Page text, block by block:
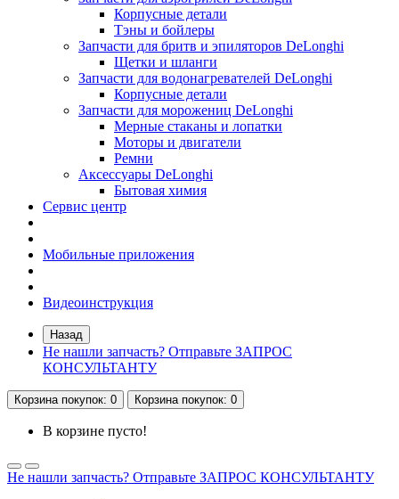
Корпусные детали
Тэны и бойлеры
Запчасти для бритв и эпиляторов DeLonghi
Щетки и шланги
Запчасти для водонагревателей DeLonghi
Корпусные детали
Запчасти для морожениц DeLonghi
Мерные стаканы и лопатки
Моторы и двигатели
Ремни
Аксессуары DeLonghi
Бытовая химия
Сервис центр
Мобильные приложения
Видеоинструкция
Назад
Не нашли запчасть? Отправьте ЗАПРОС
КОНСУЛЬТАНТУ
Корзинапокупок: 0 Корзинапокупок: 0
В корзине пусто!
Не нашли запчасть? Отправьте ЗАПРОС КОНСУЛЬТАНТУ